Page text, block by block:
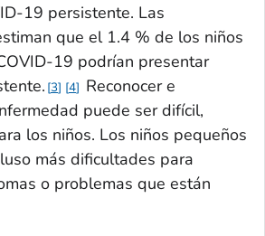
19 persistente. Las
que el 1.4 % de los niños
19 podrían presentar
3 4
Reconocer e
puede ser difícil,
los niños. Los niños pequeños
más dificultades para
o problemas que están